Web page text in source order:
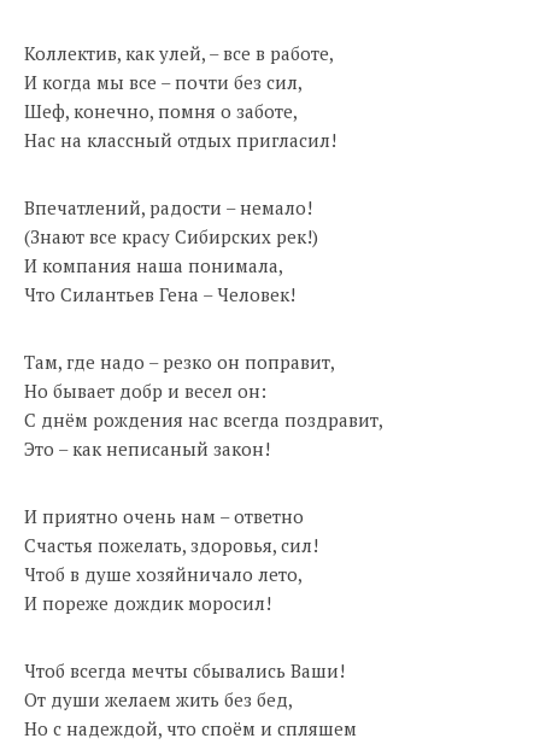
Коллектив, как улей, – все в работе,
И когда мы все – почти без сил,
Шеф, конечно, помня о заботе,
Нас на классный отдых пригласил!
Впечатлений, радости – немало!
(Знают все красу Сибирских рек!)
И компания наша понимала,
Что Силантьев Гена – Человек!
Там, где надо – резко он поправит,
Но бывает добр и весел он:
С днём рождения нас всегда поздравит,
Это – как неписаный закон!
И приятно очень нам – ответно
Счастья пожелать, здоровья, сил!
Чтоб в душе хозяйничало лето,
И пореже дождик моросил!
Чтоб всегда мечты сбывались Ваши!
От души желаем жить без бед,
Но с надеждой, что споём и спляшем